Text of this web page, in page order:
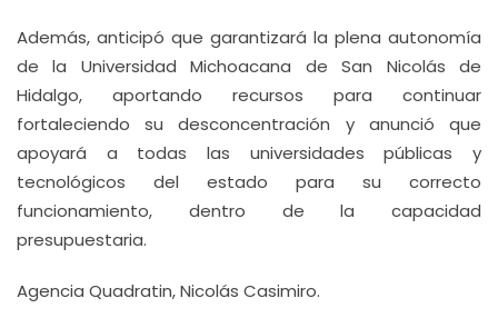
Además, anticipó que garantizará la plena autonomía
de la Universidad Michoacana de San Nicolás de
Hidalgo, aportando recursos para continuar
fortaleciendo su desconcentración y anunció que
apoyará a todas las universidades públicas y
tecnológicos del estado para su correcto
funcionamiento, dentro de la capacidad
presupuestaria.
Agencia Quadratin, Nicolás Casimiro.